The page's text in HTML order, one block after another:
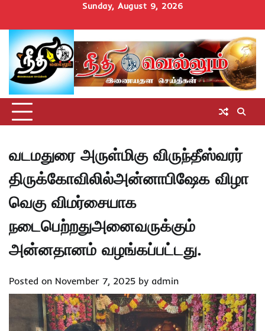
content
Sunday, August 9, 2026
Homeசெய்திகள்
தமிழ்நாடுமாவட்டச்செய்திகள்
அரசியல்ஆன்மிகம்
சட்டம்
அறிவோம்
சினிமாUncategorized
வடமதுரை அருள்மிகு விருந்தீஸ்வரர்
திருக்கோவிலில்அன்னாபிஷேக விழா
வெகு விமர்சையாக
நடைபெற்றதுஅனைவருக்கும்
அன்னதானம் வழங்கப்பட்டது.
Posted on November 7, 2025 by admin